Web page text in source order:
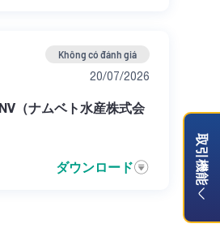
Không có đánh giá
20/07/2026
（ナムベト水産株式会
ダウンロード 取引機能